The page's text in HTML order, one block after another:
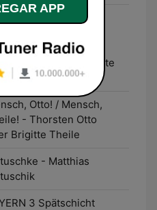
Corinna Theil oder
Robert Müller/Brigitte
Otto! / Mensch,
- Thorsten Otto
Brigitte Theile
- Matthias
3 Spätschicht
APP